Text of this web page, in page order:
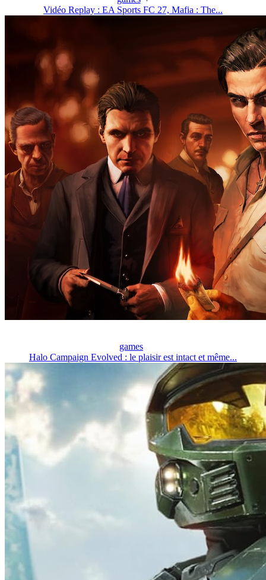
Vidéo Replay : EA Sports FC 27, Mafia : The...
games
Halo Campaign Evolved : le plaisir est intact et même...